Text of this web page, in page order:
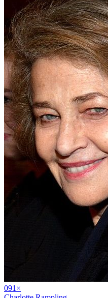
091 ×